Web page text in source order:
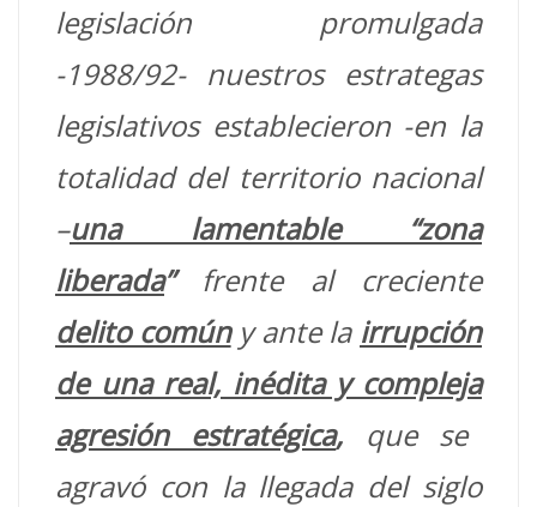
legislación promulgada
-1988/92- nuestros estrategas
legislativos establecieron -en la
totalidad del territorio nacional
–una lamentable “zona
liberada”frente al creciente
delito comúny ante la irrupción
de una real, inédita y compleja
agresión estratégica, que se
agravó con la llegada del siglo